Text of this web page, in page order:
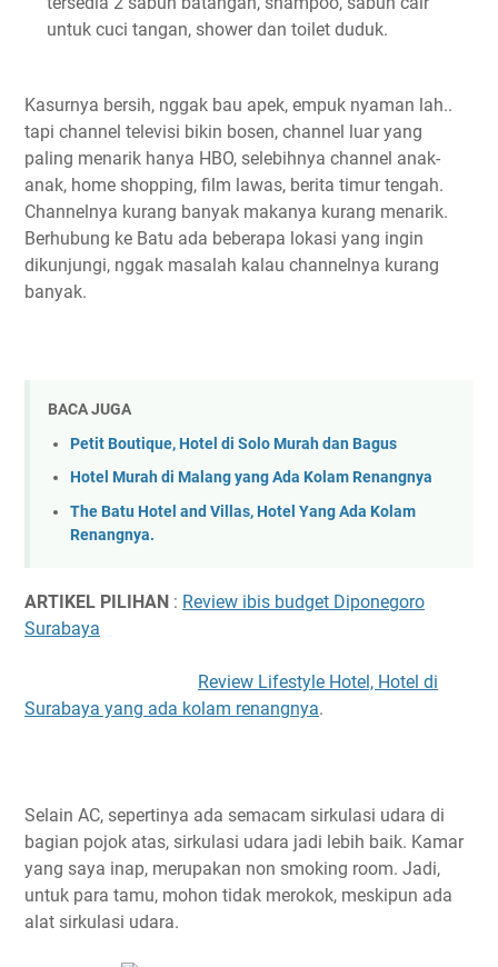
untuk cuci tangan, shower dan toilet duduk.
Kasurnya bersih, nggak bau apek, empuk nyaman lah..
tapi channel televisi bikin bosen, channel luar yang
paling menarik hanya HBO, selebihnya channel anak-
anak, home shopping, film lawas, berita timur tengah.
Channelnya kurang banyak makanya kurang menarik.
Berhubung ke Batu ada beberapa lokasi yang ingin
dikunjungi, nggak masalah kalau channelnya kurang
banyak.
BACA JUGA
Petit Boutique, Hotel di Solo Murah dan Bagus
Hotel Murah di Malang yang Ada Kolam Renangnya
The Batu Hotel and Villas, Hotel Yang Ada Kolam
Renangnya.
ARTIKEL PILIHAN : Review ibis budget Diponegoro
Surabaya
Review Lifestyle Hotel, Hotel di
Surabaya yang ada kolam renangnya.
Selain AC, sepertinya ada semacam sirkulasi udara di
bagian pojok atas, sirkulasi udara jadi lebih baik. Kamar
yang saya inap, merupakan non smoking room. Jadi,
untuk para tamu, mohon tidak merokok, meskipun ada
alat sirkulasi udara.